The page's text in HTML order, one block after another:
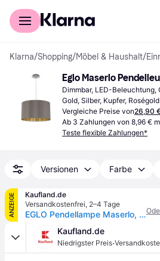
Für Shopper
Klarna/Shopping/Möbel & Haushalt/
Eglo Maserlo
Dimmbar, LED-Beleuchtung,
Gold, Silber, Kupfer,
Schwarz, Holz, Stoff, Glas,
Edelstahl, IP-Schutzart: IP20,
Vergleiche Preise von26,90
Ab 3 Zahlungen von 8,96 €
Teste flexible Zahlungen*
Versionen Farbe
ANZEIGE
Kaufland.de
Versandkostenfrei, 2–4 Tage
EGLO Pendellampe Maserlo, 1 flammige Textil Pendelleuchte, Hängeleuchte aus Stahl und Stoff, Farbe: Nickel matt, grau, silber, Fassung: E27, Ø: 38 cm
Kaufland.de
Niedrigster Preis·